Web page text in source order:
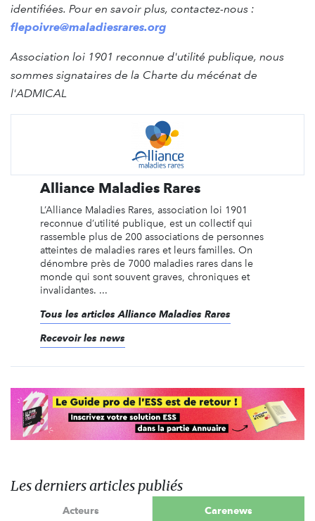
identifiées. Pour en savoir plus, contactez-nous :
flepoivre@maladiesrares.org
Association loi 1901 reconnue d'utilité publique, nous
sommes signataires de la Charte du mécénat de
l'ADMICAL
Alliance Maladies Rares
L’Alliance Maladies Rares, association loi 1901
reconnue d’utilité publique, est un collectif qui
rassemble plus de 200 associations de personnes
atteintes de maladies rares et leurs familles. On
dénombre près de 7000 maladies rares dans le
monde qui sont souvent graves, chroniques et
invalidantes. ...
Tous les articles Alliance Maladies Rares
Recevoir les news
Les derniers articles publiés
Acteurs Carenews